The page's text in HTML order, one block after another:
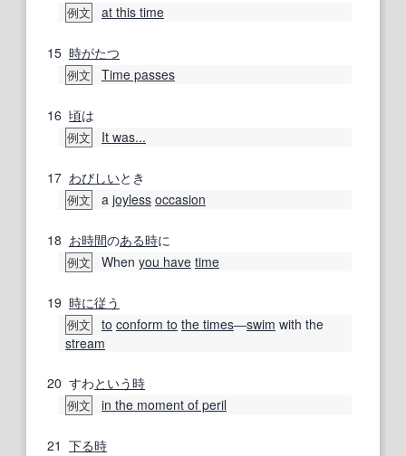
例文 at this time
15 時がたつ
例文 Time passes
16 頃は
例文 It was...
17 わびしいとき
例文 a joyless occasion
18 お時間のある時に
例文 When you have time
19 時に従う
例文 to conform to the times―swim with the
stream
20 すわという時
例文 in the moment of peril
21 下る時